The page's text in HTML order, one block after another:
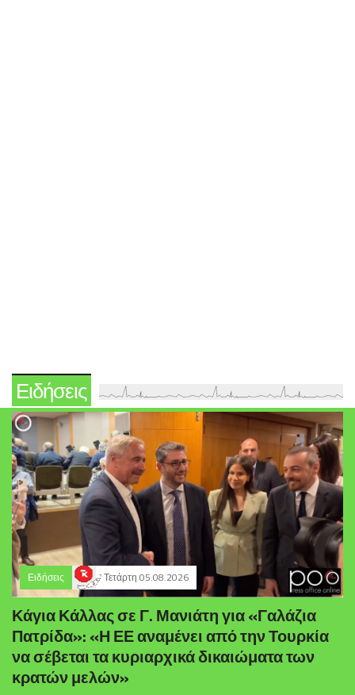
Ειδήσεις
Ειδήσεις Τετάρτη 05.08.2026
Κάγια Κάλλας σε Γ. Μανιάτη για «Γαλάζια
Πατρίδα»: «Η ΕΕ αναμένει από την Τουρκία
να σέβεται τα κυριαρχικά δικαιώματα των
κρατών μελών»